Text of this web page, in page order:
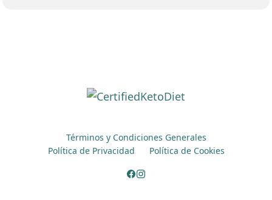
Términos y Condiciones Generales
Política de Privacidad
Política de Cookies